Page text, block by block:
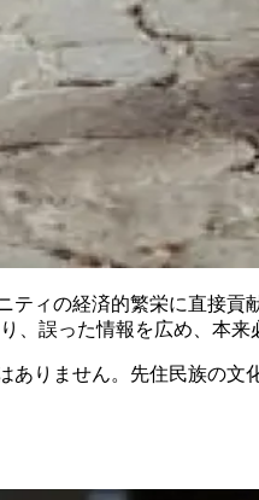
ィの経済的繁栄に直接
誤った情報を広め、本
りません。先住民族の